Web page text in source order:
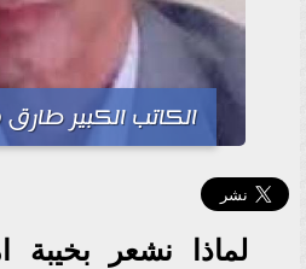
الكاتب الكبير
لماذا نشعر